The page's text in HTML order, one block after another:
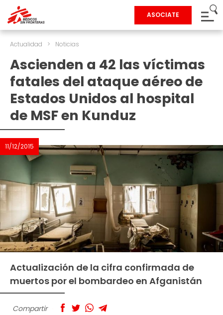
ASOCIATE
Actualidad > Noticias
Ascienden a 42 las víctimas
fatales del ataque aéreo de
Estados Unidos al hospital
de MSF en Kunduz
11/12/2015
Actualización de la cifra confirmada de
muertos por el bombardeo en Afganistán
Compartir